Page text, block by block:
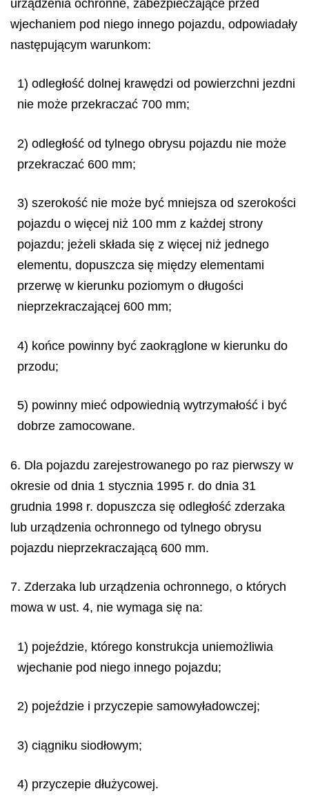
urządzenia ochronne, zabezpieczające przed
wjechaniem pod niego innego pojazdu, odpowiadały
następującym warunkom:
1) odległość dolnej krawędzi od powierzchni jezdni
nie może przekraczać 700 mm;
2) odległość od tylnego obrysu pojazdu nie może
przekraczać 600 mm;
3) szerokość nie może być mniejsza od szerokości
pojazdu o więcej niż 100 mm z każdej strony
pojazdu; jeżeli składa się z więcej niż jednego
elementu, dopuszcza się między elementami
przerwę w kierunku poziomym o długości
nieprzekraczającej 600 mm;
4) końce powinny być zaokrąglone w kierunku do
przodu;
5) powinny mieć odpowiednią wytrzymałość i być
dobrze zamocowane.
6. Dla pojazdu zarejestrowanego po raz pierwszy w
okresie od dnia 1 stycznia 1995 r. do dnia 31
grudnia 1998 r. dopuszcza się odległość zderzaka
lub urządzenia ochronnego od tylnego obrysu
pojazdu nieprzekraczającą 600 mm.
7. Zderzaka lub urządzenia ochronnego, o których
mowa w ust. 4, nie wymaga się na:
1) pojeździe, którego konstrukcja uniemożliwia
wjechanie pod niego innego pojazdu;
2) pojeździe i przyczepie samowyładowczej;
3) ciągniku siodłowym;
4) przyczepie dłużycowej.